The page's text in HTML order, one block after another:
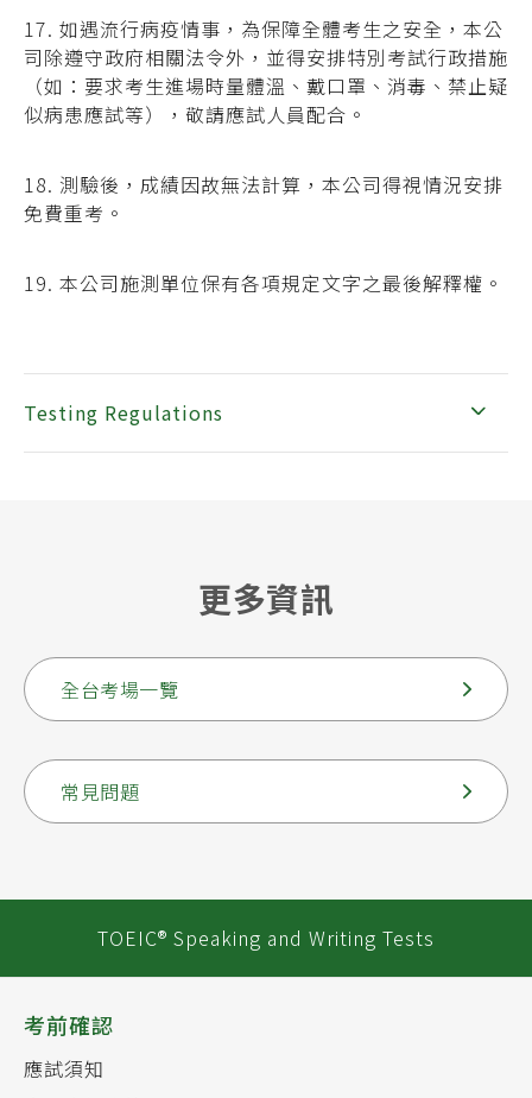
17. 如遇流行病疫情事，為保障全體考生之安全，本公
司除遵守政府相關法令外，並得安排特別考試行政措施
（如：要求考生進場時量體溫、戴口罩、消毒、禁止疑
似病患應試等），敬請應試人員配合。
18. 測驗後，成績因故無法計算，本公司得視情況安排
免費重考。
19. 本公司施測單位保有各項規定文字之最後解釋權。
Testing Regulations
更多資訊
全台考場一覽
常見問題
TOEIC® Speaking and Writing Tests
考前確認
應試須知